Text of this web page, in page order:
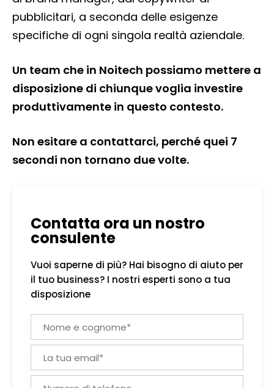
pubblicitari, a seconda delle esigenze
specifiche di ogni singola realtà aziendale.
Un team che in Noitech possiamo mettere a
disposizione di chiunque voglia investire
produttivamente in questo contesto.
Non esitare a contattarci, perché quei 7
secondi non tornano due volte.
Contatta ora un nostro
consulente
Vuoi saperne di più? Hai bisogno di aiuto per
il tuo business? I nostri esperti sono a tua
disposizione
N
m
e
c
L
t
N